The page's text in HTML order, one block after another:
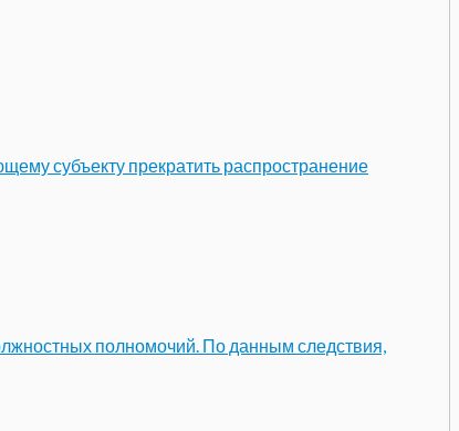
субъекту прекратить распространение
полномочий. По данным следствия,